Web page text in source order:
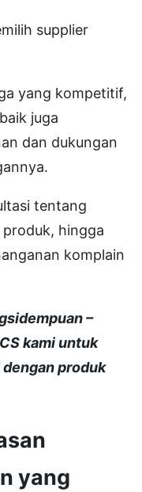
supplier
yang kompetitif,
juga
dan dukungan
tentang
hingga
komplain
–
kami untuk
produk
yang